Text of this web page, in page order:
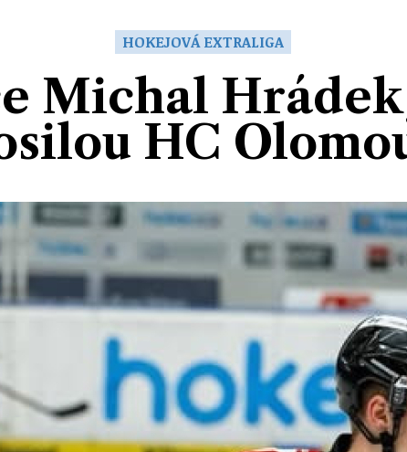
HOKEJOVÁ EXTRALIGA
Michal
HC